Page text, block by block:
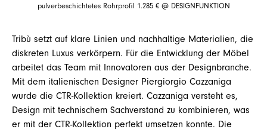
pulverbeschichtetes Rohrprofil 1.285 € @ DESIGNFUNKTION
Tribù setzt auf klare Linien und nachhaltige Materialien, die
diskreten Luxus verkörpern. Für die Entwicklung der Möbel
arbeitet das Team mit Innovatoren aus der Designbranche.
Mit dem italienischen Designer Piergiorgio Cazzaniga
wurde die CTR-Kollektion kreiert. Cazzaniga versteht es,
Design mit technischem Sachverstand zu kombinieren, was
er mit der CTR-Kollektion perfekt umsetzen konnte. Die